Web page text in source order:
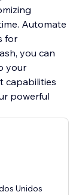
Automate
for
you can
your
capabilities
powerful
Unidos